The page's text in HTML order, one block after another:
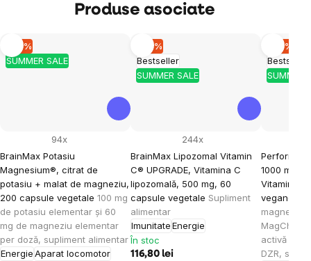
Produse asociate
SUMMER SALE
–10 %
BrainMax Potasiu
Magnesium®, citrat de
potasiu + malat de magneziu,
200 capsule vegetale 100 mg
de potasiu elementar și 60
mg de magneziu elementar
per doză, supliment alimentar
EnergieAparat locomotor
94x
Bestseller
SUMMER SALE
–10 %
BrainMax Lipozomal Vitamin
C® UPGRADE, Vitamina C
lipozomală, 500 mg, 60
capsule vegetale Supliment
alimentar
ImunitateEnergie
244x
În stoc
116,80 lei
Bestseller
SUMMER
–10 %
1000 mg,
Vitamina
vegane
magneziu
MagChel®
activă a
DZR,